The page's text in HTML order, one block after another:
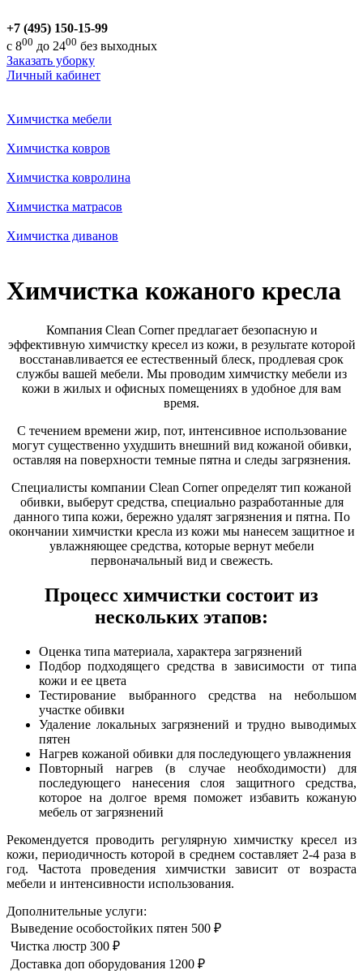
+7 (495) 150-15-99
с 800 до 2400 без выходных
Заказать уборку
Личный кабинет
Химчистка мебели
Химчистка ковров
Химчистка ковролина
Химчистка матрасов
Химчистка диванов
Химчистка кожаного кресла
Компания Clean Corner предлагает безопасную и
эффективную химчистку кресел из кожи, в результате которой
восстанавливается ее естественный блеск, продлевая срок
службы вашей мебели. Мы проводим химчистку мебели из
кожи в жилых и офисных помещениях в удобное для вам
время.
С течением времени жир, пот, интенсивное использование
могут существенно ухудшить внешний вид кожаной обивки,
оставляя на поверхности темные пятна и следы загрязнения.
Специалисты компании Clean Corner определят тип кожаной
обивки, выберут средства, специально разработанные для
данного типа кожи, бережно удалят загрязнения и пятна. По
окончании химчистки кресла из кожи мы нанесем защитное и
увлажняющее средства, которые вернут мебели
первоначальный вид и свежесть.
Процесс химчистки состоит из
нескольких этапов:
Оценка типа материала, характера загрязнений
Подбор подходящего средства в зависимости от типа
кожи и ее цвета
Тестирование выбранного средства на небольшом
участке обивки
Удаление локальных загрязнений и трудно выводимых
пятен
Нагрев кожаной обивки для последующего увлажнения
Повторный нагрев (в случае необходимости) для
последующего нанесения слоя защитного средства,
которое на долгое время поможет избавить кожаную
мебель от загрязнений
Рекомендуется проводить регулярную химчистку кресел из
кожи, периодичность которой в среднем составляет 2-4 раза в
год. Частота проведения химчистки зависит от возраста
мебели и интенсивности использования.
Дополнительные услуги:
Выведение особостойких пятен 500 ₽
Чистка люстр 300 ₽
Доставка доп оборудования 1200 ₽